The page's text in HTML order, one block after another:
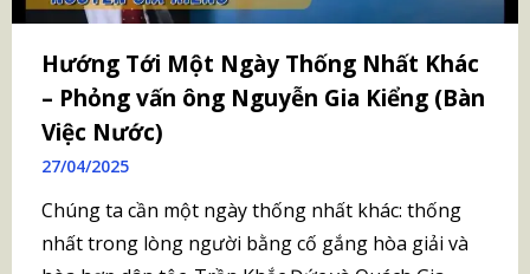
Hướng Tới Một Ngày Thống Nhất Khác
– Phỏng vấn ông Nguyễn Gia Kiểng (Bàn
Việc Nước)
27/04/2025
Chúng ta cần một ngày thống nhất khác: thống
nhất trong lòng người bằng cố gắng hòa giải và